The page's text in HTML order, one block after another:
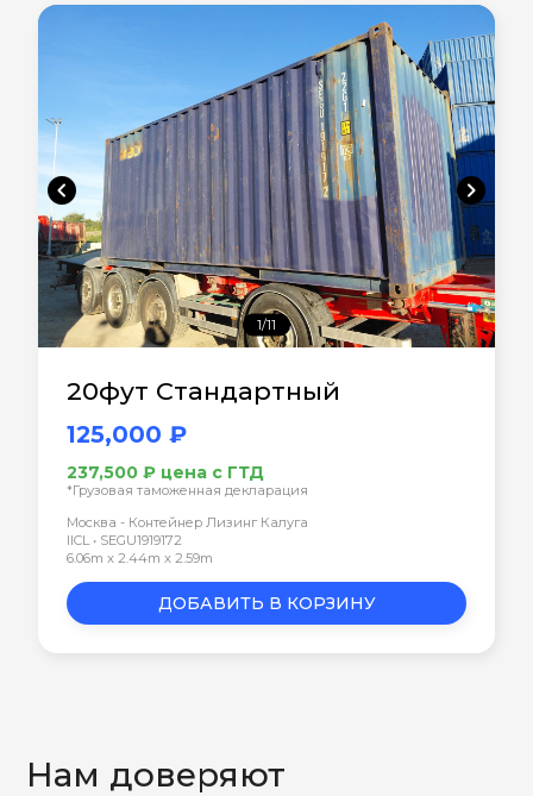
chevron_left chevron_right
1/11
20фут Стандартный
125,000 ₽
237,500 ₽ цена с ГТД
*Грузовая таможенная декларация
Москва - Контейнер Лизинг Калуга
IICL • SEGU1919172
6.06m x 2.44m x 2.59m
ДОБАВИТЬ В КОРЗИНУ
Нам доверяют